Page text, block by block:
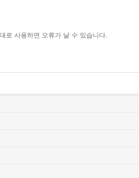
로 사용하면 오류가 날 수 있습니다.